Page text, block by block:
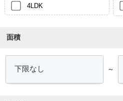
4LDK
面積
～